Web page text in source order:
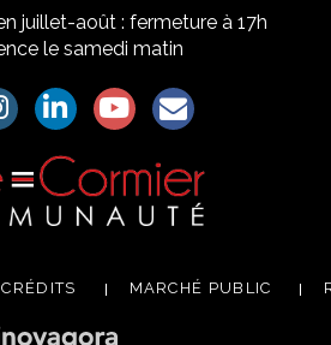
juillet-août : fermeture à 17h
le samedi matin
le compte Facebook
Lien vers le compte Instagram
Lien vers le compte Linkedin
Lien vers la chaîne
S'aWonner à la
CRÉDITS MARCHÉ PUBLIC